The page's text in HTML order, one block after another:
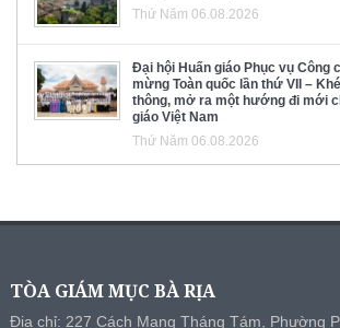
Thứ Năm 06.08.2026
Đại hội Huấn giáo Phục vụ Công
mừng Toàn quốc lần thứ VII –
thông, mở ra một hướng đi mới
giáo Việt Nam
Thứ Năm 06.08.2026
TÒA GIÁM MỤC BÀ RỊA
Địa chỉ: 227 Cách Mạng Tháng Tám, Phường